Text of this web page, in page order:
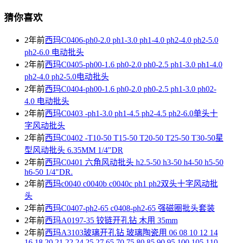
猜你喜欢
2年前西玛C0406-ph0-2.0 ph1-3.0 ph1-4.0 ph2-4.0 ph2-5.0
ph2-6.0 电动批头
2年前西玛C0405-ph00-1.6 ph0-2.0 ph0-2.5 ph1-3.0 ph1-4.0
ph2-4.0 ph2-5.0电动批头
2年前西玛C0404-ph00-1.6 ph0-2.0 ph0-2.5 ph1-3.0 ph02-
4.0 电动批头
2年前西玛C0403 -ph1-3.0 ph1-4.5 ph2-4.5 ph2-6.0单头十
字风动批头
2年前西玛C0402 -T10-50 T15-50 T20-50 T25-50 T30-50星
型风动批头 6.35MM 1/4"DR
2年前西玛C0401 六角风动批头 h2.5-50 h3-50 h4-50 h5-50
h6-50 1/4"DR.
2年前西玛c0040 c0040b c0040c ph1 ph2双头十字风动批
头
2年前西玛C0407-ph2-65 c0408-ph2-65 强磁圈批头套装
2年前西玛A0197-35 铰链开孔钻 木用 35mm
2年前西玛A3103玻璃开孔钻 玻璃陶瓷用 06 08 10 12 14